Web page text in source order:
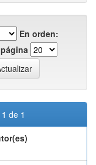
En orden:
de 1